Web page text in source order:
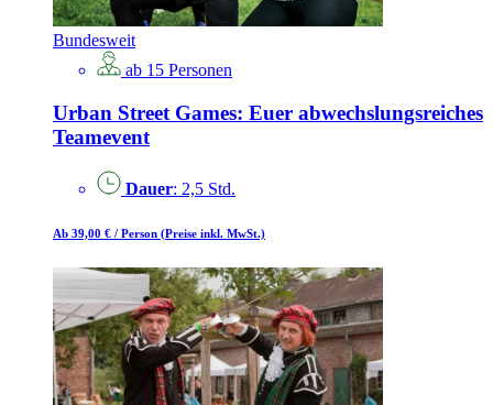
Bundesweit
ab 15 Personen
Urban Street Games: Euer abwechslungsreiches
Teamevent
Dauer: 2,5 Std.
Ab 39,00 € / Person (Preise inkl. MwSt.)